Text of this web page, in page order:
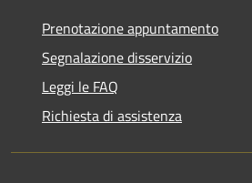
Prenotazione appuntamento
Segnalazione disservizio
Leggi le FAQ
Richiesta di assistenza